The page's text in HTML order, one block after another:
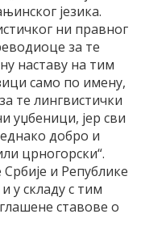
језика.
ни правног
за те
наставу на тим
само по имену,
те лингвистички
уџбеници, јер сви
добро и
црногорски“.
и Републике
у складу с тим
ставове о